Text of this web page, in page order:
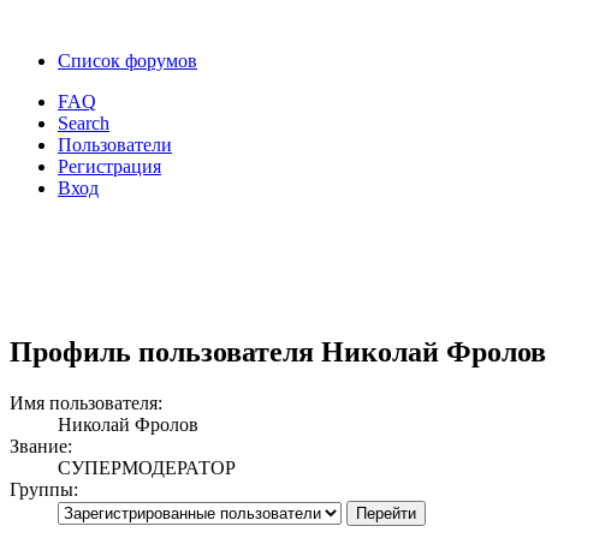
Список форумов
FAQ
Search
Пользователи
Регистрация
Вход
Профиль пользователя Николай Фролов
Имя пользователя:
Николай Фролов
Звание:
СУПЕРМОДЕРАТОР
Группы: